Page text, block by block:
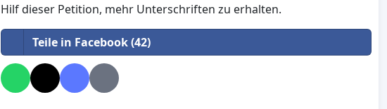
Hilf dieser Petition, mehr Unterschriften zu erhalten.
Teile in Facebook (42)